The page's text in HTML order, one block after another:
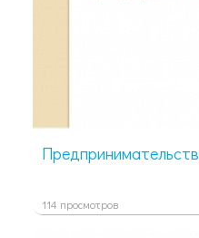
114 просмотров